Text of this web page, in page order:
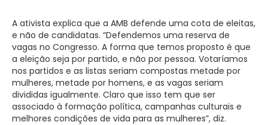
A ativista explica que a AMB defende uma cota de eleitas,
e não de candidatas. “Defendemos uma reserva de
vagas no Congresso. A forma que temos proposto é que
a eleição seja por partido, e não por pessoa. Votaríamos
nos partidos e as listas seriam compostas metade por
mulheres, metade por homens, e as vagas seriam
divididas igualmente. Claro que isso tem que ser
associado à formação política, campanhas culturais e
melhores condições de vida para as mulheres”, diz.